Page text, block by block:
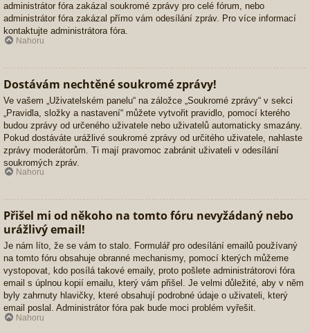
administrátor fóra zakázal soukromé zprávy pro celé fórum, nebo
administrátor fóra zakázal přímo vám odesílání zpráv. Pro více informací
kontaktujte administrátora fóra.
Nahoru
Dostávám nechtěné soukromé zprávy!
Ve vašem „Uživatelském panelu“ na záložce „Soukromé zprávy“ v sekci
„Pravidla, složky a nastavení“ můžete vytvořit pravidlo, pomocí kterého
budou zprávy od určeného uživatele nebo uživatelů automaticky smazány.
Pokud dostáváte urážlivé soukromé zprávy od určitého uživatele, nahlaste
zprávy moderátorům. Ti mají pravomoc zabránit uživateli v odesílání
soukromých zpráv.
Nahoru
Přišel mi od někoho na tomto fóru nevyžádaný nebo
urážlivý email!
Je nám líto, že se vám to stalo. Formulář pro odesílání emailů používaný
na tomto fóru obsahuje obranné mechanismy, pomocí kterých můžeme
vystopovat, kdo posílá takové emaily, proto pošlete administrátorovi fóra
email s úplnou kopií emailu, který vám přišel. Je velmi důležité, aby v něm
byly zahrnuty hlavičky, které obsahují podrobné údaje o uživateli, který
email poslal. Administrátor fóra pak bude moci problém vyřešit.
Nahoru